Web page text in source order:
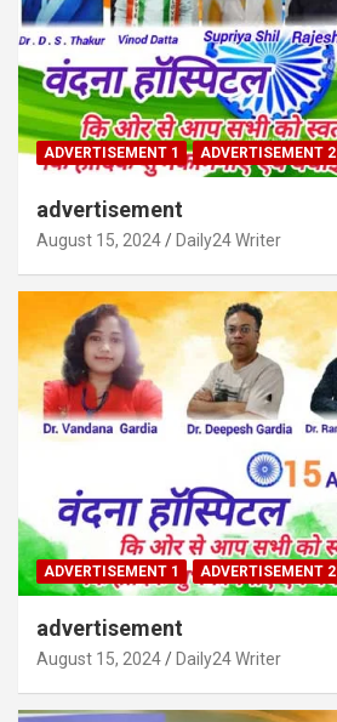
ADVERTISEMENT 1 ADVERTISEMENT 2
advertisement
August 15, 2024 Daily24 Writer
ADVERTISEMENT 1 ADVERTISEMENT 2
advertisement
August 15, 2024 Daily24 Writer